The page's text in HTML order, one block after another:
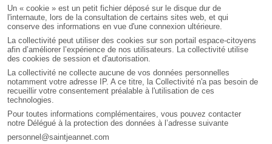
Un « cookie » est un petit fichier déposé sur le disque dur de
l'internaute, lors de la consultation de certains sites web, et qui
conserve des informations en vue d'une connexion ultérieure.
La collectivité peut utiliser des cookies sur son portail espace-citoyens
afin d’améliorer l’expérience de nos utilisateurs. La collectivité utilise
des cookies de session et d'autorisation.
La collectivité ne collecte aucune de vos données personnelles
notamment votre adresse IP. A ce titre, la Collectivité n'a pas besoin de
recueillir votre consentement préalable à l'utilisation de ces
technologies.
Pour toutes informations complémentaires, vous pouvez contacter
notre Délégué à la protection des données à l’adresse suivante
personnel@saintjeannet.com